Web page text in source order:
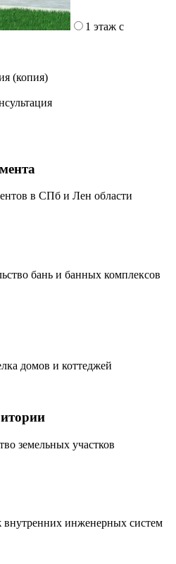
1 этаж с
(копия)
в СПб и Лен области
бань и банных комплексов
домов и коттеджей
земельных участков
инженерных систем